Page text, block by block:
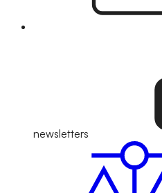
newsletters